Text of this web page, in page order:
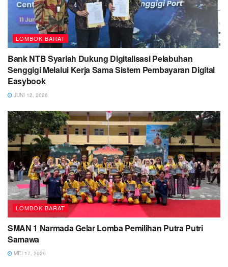
LOMBOK BARAT
Bank NTB Syariah Dukung Digitalisasi Pelabuhan
Senggigi Melalui Kerja Sama Sistem Pembayaran Digital
Easybook
JUNI 12, 2026
LOMBOK BARAT
SMAN 1 Narmada Gelar Lomba Pemilihan Putra Putri
Samawa
MEI 17, 2026